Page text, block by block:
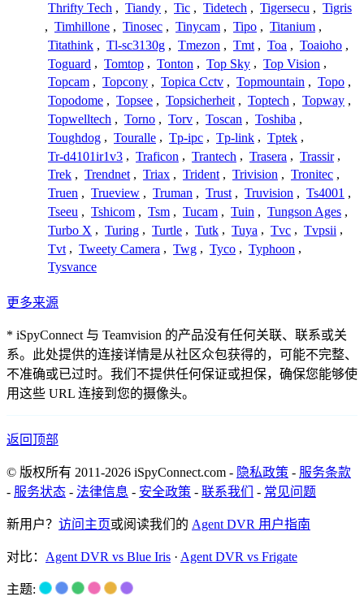
Thrifty Tech , Tiandy , Tic , Tidetech , Tigersecu , Tigris
, Timhillone , Tinosec , Tinycam , Tipo , Titanium ,
Titathink , Tl-sc3130g , Tmezon , Tmt , Toa , Toaioho ,
Toguard , Tomtop , Tonton , Top Sky , Top Vision ,
Topcam , Topcony , Topica Cctv , Topmountain , Topo ,
Topodome , Topsee , Topsicherheit , Toptech , Topway ,
Topwelltech , Torno , Torv , Toscan , Toshiba ,
Toughdog , Touralle , Tp-ipc , Tp-link , Tptek ,
Tr-d4101ir1v3 , Traficon , Trantech , Trasera , Trassir ,
Trek , Trendnet , Triax , Trident , Trivision , Tronitec ,
Truen , Trueview , Truman , Trust , Truvision , Ts4001 ,
Tseeu , Tshicom , Tsm , Tucam , Tuin , Tungson Ages ,
Turbo X , Turing , Turtle , Tutk , Tuya , Tvc , Tvpsii ,
Tvt , Tweety Camera , Twg , Tyco , Typhoon ,
Tysvance
更多来源
* iSpyConnect 与 Teamvision 的产品没有任何关联、联系或关
系。此处提供的连接详情是从社区众包获得的，可能不完整、
不准确或已过时。我们不提供任何保证或担保，确保您能够使
用这些 URL 连接到您的摄像头。
返回顶部
© 版权所有 2011-2026 iSpyConnect.com - 隐私政策 - 服务条款
- 服务状态 - 法律信息 - 安全政策 - 联系我们 - 常见问题
新用户？ 访问主页或阅读我们的 Agent DVR 用户指南
对比： Agent DVR vs Blue Iris · Agent DVR vs Frigate
主题: